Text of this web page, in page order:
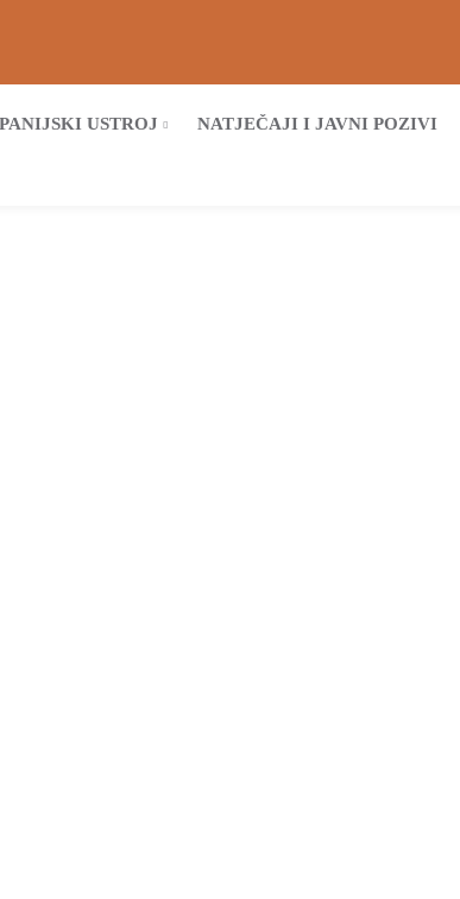
USTROJ NATJEČAJI I JAVNI POZIVI